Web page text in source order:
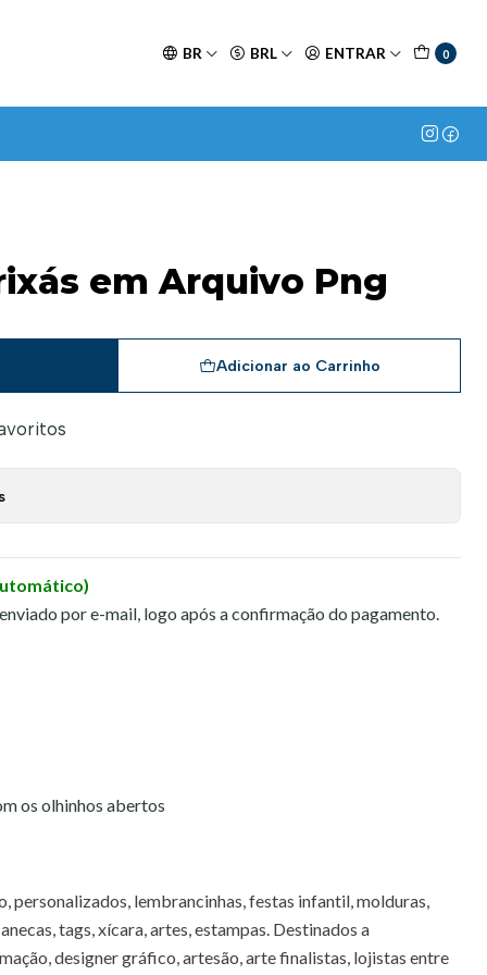
BR BRL ENTRAR 0
em Arquivo Png
Adicionar ao Carrinho
por e-mail, logo após a confirmação do pagamento.
os olhinhos abertos
personalizados, lembrancinhas, festas infantil, molduras,
tags, xícara, artes, estampas. Destinados a
designer gráfico, artesão, arte finalistas, lojistas entre